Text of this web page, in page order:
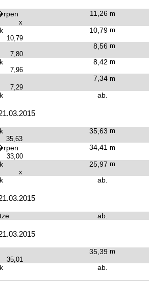
11,26 m
x
10,79 m
10,79
8,56 m
7,80
8,42 m
7,96
7,34 m
7,29
ab.
35,63 m
35,63
34,41 m
33,00
25,97 m
x
ab.
ab.
35,39 m
35,01
ab.